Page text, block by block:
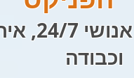
ביטוח
וכבודה